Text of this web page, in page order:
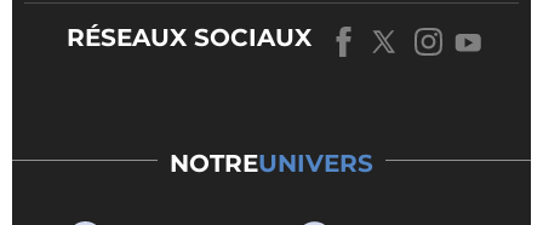
RÉSEAUX SOCIAUX
NOTREUNIVERS